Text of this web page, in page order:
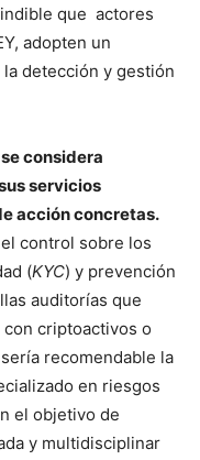
que actores
adopten un
detección y gestión
considera
servicios
acción concretas.
control sobre los
(KYC) y prevención
auditorías que
criptoactivos o
recomendable la
en riesgos
el objetivo de
y multidisciplinar